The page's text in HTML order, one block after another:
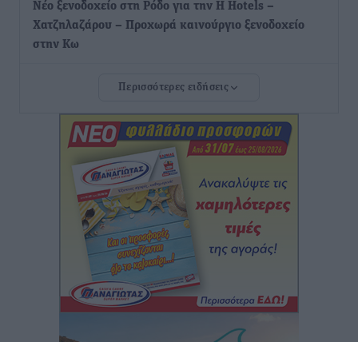
Νέο ξενοδοχείο στη Ρόδο για την H Hotels –
Χατζηλαζάρου – Προχωρά καινούργιο ξενοδοχείο
στην Κω
Μαστιχάρι – Αναποδογύρισε όχημα με μητέρα και
5χρονο παιδί
Τοπικές Ειδήσεις• πριν 3 ώρες
“Η Ευρώπη αντιμετώπιζε το προσφυγικό σαν ταινία
τρόμου” – Η συγκλονιστική μαρτυρία της Χαρούλας
Γιασιράνη στον RV για τα γεγονότα που οδήγησαν στο
Σύμφωνο της Λέρου
Τοπικές Ειδήσεις• πριν 3 ώρες
Συναυλία με τον Γιάννη Κότσιρα στις 21 Αυγούστου
Περισσότερες ειδήσεις